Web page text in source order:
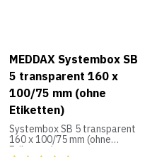
MEDDAX Systembox SB
5 transparent 160 x
100/75 mm (ohne
Etiketten)
Systembox SB 5 transparent
160 x 100/75 mm (ohne
Etiketten)